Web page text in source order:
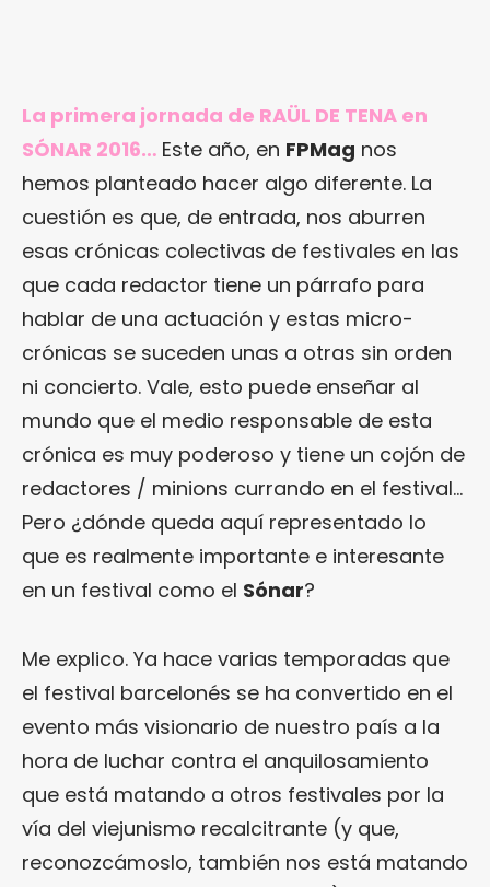
La primera jornada de RAÜL DE TENA en
SÓNAR 2016… Este año, en FPMag nos
hemos planteado hacer algo diferente. La
cuestión es que, de entrada, nos aburren
esas crónicas colectivas de festivales en las
que cada redactor tiene un párrafo para
hablar de una actuación y estas micro-
crónicas se suceden unas a otras sin orden
ni concierto. Vale, esto puede enseñar al
mundo que el medio responsable de esta
crónica es muy poderoso y tiene un cojón de
redactores / minions currando en el festival…
Pero ¿dónde queda aquí representado lo
que es realmente importante e interesante
en un festival como el Sónar?
Me explico. Ya hace varias temporadas que
el festival barcelonés se ha convertido en el
evento más visionario de nuestro país a la
hora de luchar contra el anquilosamiento
que está matando a otros festivales por la
vía del viejunismo recalcitrante (y que,
reconozcámoslo, también nos está matando